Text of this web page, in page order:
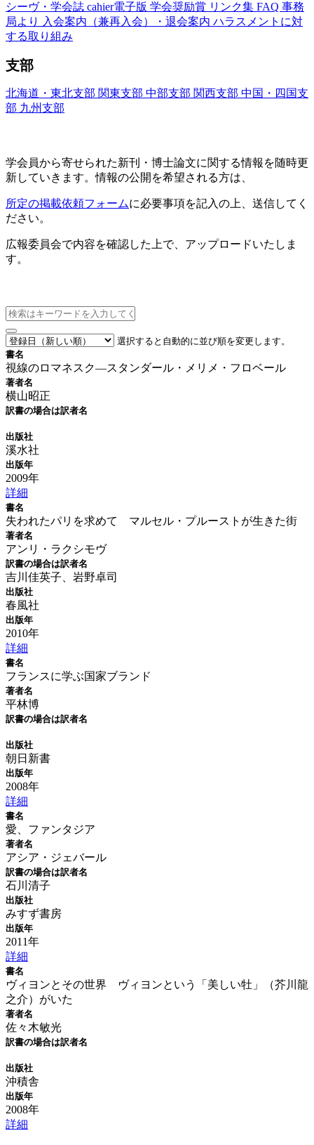
シーヴ・学会誌 cahier電子版 学会奨励賞 リンク集 FAQ 事務
局より
入会案内（兼再入会）・退会案内 ハラスメントに対
する取り組み
支部
北海道・東北支部 関東支部 中部支部 関西支部 中国・四国支
部 九州支部
学会員から寄せられた新刊・ 博士論文に関する情報を随時更
新していきます。情報の公開を希望される方は、
所定の掲載依頼フォームに必要事項を記入の上、送信してく
ださい。
広報委員会で内容を確認した上で、アップロードいたしま
す。
選択すると自動的に並び順を変更します。
書名
視線のロマネスク—スタンダール・メリメ・フロベール
著者名
横山昭正
訳書の場合は訳者名
出版社
溪水社
出版年
2009年
詳細
書名
失われたパリを求めて マルセル・プルーストが生きた街
著者名
アンリ・ラクシモヴ
訳書の場合は訳者名
吉川佳英子、岩野卓司
出版社
春風社
出版年
2010年
詳細
書名
フランスに学ぶ国家ブランド
著者名
平林博
訳書の場合は訳者名
出版社
朝日新書
出版年
2008年
詳細
書名
愛、ファンタジア
著者名
アシア・ジェバール
訳書の場合は訳者名
石川清子
出版社
みすず書房
出版年
2011年
詳細
書名
ヴィヨンとその世界 ヴィヨンという「美しい牡」（芥川龍
之介）がいた
著者名
佐々木敏光
訳書の場合は訳者名
出版社
沖積舎
出版年
2008年
詳細